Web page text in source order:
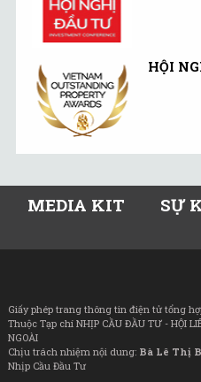
HỘI
MEDIA KIT SỰ
Giấy phép trang thông tin điện tử tổng
Thuộc Tạp chí NHỊP CẦU ĐẦU TƯ - HỘI
NGOÀI
Chịu trách nhiệm nội dung: Bà Lê Thị
Nhịp Cầu Đầu Tư